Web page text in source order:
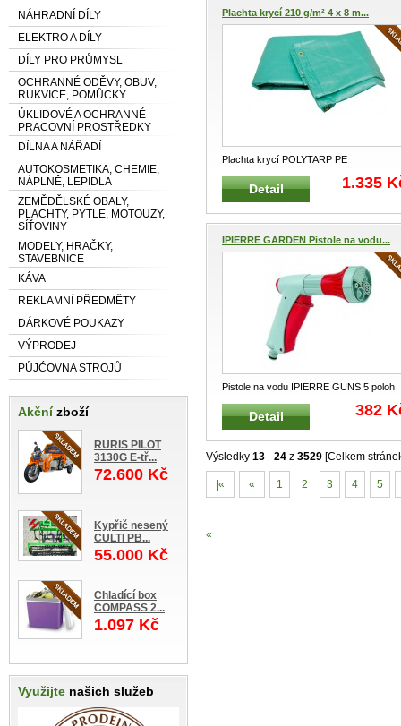
NÁHRADNÍ DÍLY
ELEKTRO A DÍLY
DÍLY PRO PRŮMYSL
OCHRANNÉ ODĚVY, OBUV,
RUKVICE, POMŮCKY
ÚKLIDOVÉ A OCHRANNÉ
PRACOVNÍ PROSTŘEDKY
DÍLNA A NÁŘADÍ
AUTOKOSMETIKA, CHEMIE,
NÁPLNĚ, LEPIDLA
ZEMĚDĚLSKÉ OBALY,
PLACHTY, PYTLE, MOTOUZY,
SÍŤOVINY
MODELY, HRAČKY,
STAVEBNICE
KÁVA
REKLAMNÍ PŘEDMĚTY
DÁRKOVÉ POUKAZY
VÝPRODEJ
PŮJĆOVNA STROJŮ
Akčnízboží
RURIS PILOT
3130G E-tř...
72.600 Kč
Kypřič nesený
CULTI PB...
55.000 Kč
Chladící box
COMPASS 2...
1.097 Kč
Využijte našich služeb
Plachta krycí 210 g/m² 4 x 8 m...
Plachta krycí POLYTARP PE
víceúčelová Vhodná pro zemědělství,
dopravu,...
Detail 1.335
IPIERRE GARDEN Pistole na vodu...
Pistole na vodu IPIERRE GUNS 5 poloh
IPIERRE 2382 Závlahová zahra
Detail 382
Výsledky 13 - 24 z 3529 [Celkem
|« « 1 2 3 4 5
«